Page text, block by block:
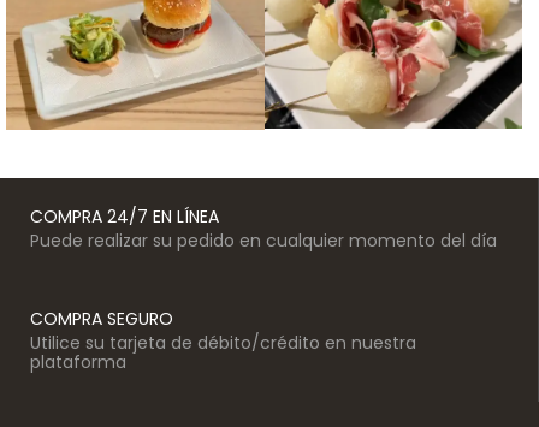
COMPRA 24/7 EN LÍNEA
Puede realizar su pedido en cualquier momento del día
COMPRA SEGURO
Utilice su tarjeta de débito/crédito en nuestra
plataforma